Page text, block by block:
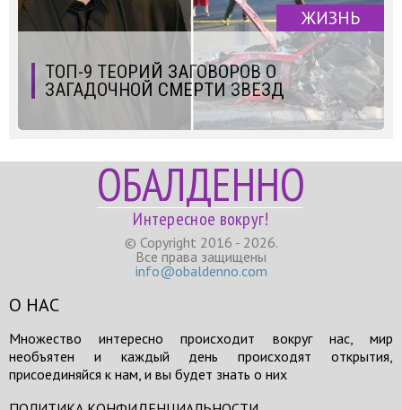
ЖИЗНЬ
ТОП-9 ТЕОРИЙ ЗАГОВОРОВ О
ЗАГАДОЧНОЙ СМЕРТИ ЗВЕЗД
ОБАЛДЕННО
Интересное вокруг!
© Copyright 2016 - 2026.
Все права защищены
info@obaldenno.com
О НАС
Множество интересно происходит вокруг нас, мир
необъятен и каждый день происходят открытия,
присоединяйся к нам, и вы будет знать о них